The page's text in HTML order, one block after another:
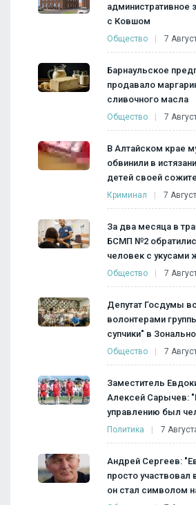
административное
с Ковшом
Общество 7
Барнаульское
продавало
сливочного масла
Общество 7
В Алтайском крае
обвинили в
детей своей
Криминал 7
За два месяца в
БСМП №2
человек с укусами
Общество 7
Депутат Госдумы
волонтерами
супчики" в
Общество 7
Заместитель
Алексей Сарычев:
управлению был
Политика 7
Андрей Сергеев:
просто
он стал символом